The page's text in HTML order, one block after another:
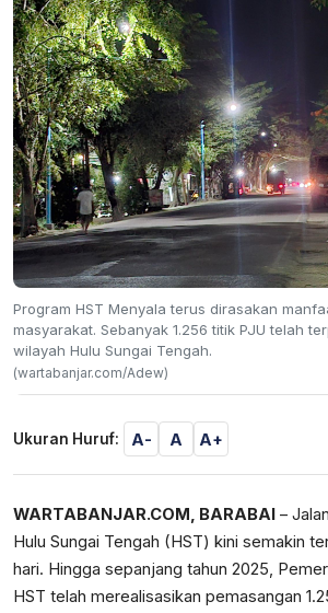
Program HST Menyala terus dirasakan
masyarakat. Sebanyak 1.256 titik PJU telah
wilayah Hulu Sungai Tengah.
(wartabanjar.com/Adew)
Ukuran Huruf: A- A A+
WARTABANJAR.COM, BARABAI –
Hulu Sungai Tengah (HST) kini semakin
hari. Hingga sepanjang tahun 2025,
HST telah merealisasikan pemasangan